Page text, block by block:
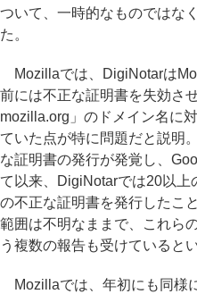
ついて、一時的なものではな
た。
Mozillaでは、DigiNotarは
前には不正な証明書を失効さ
mozilla.org」のドメイン名に
ていた点が特に問題だと説明
な証明書の発行が発覚し、
て以来、DigiNotarでは20以上
の不正な証明書を発行したこ
範囲は不明なままで、これら
う複数の報告も受けているとい
Mozillaでは、年初にも同様